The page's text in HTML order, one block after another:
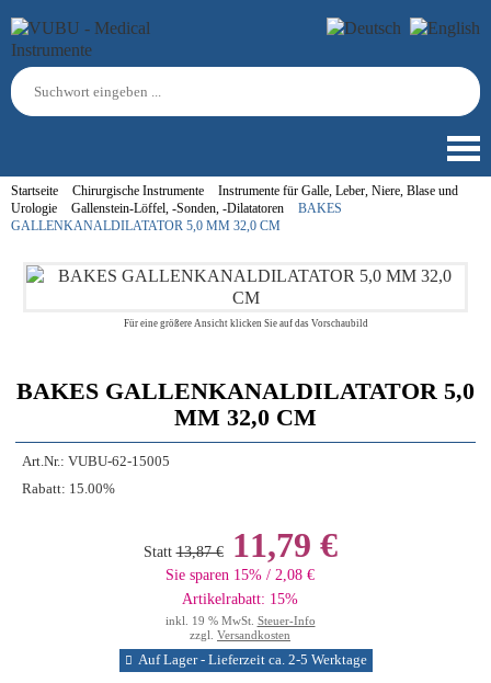
Startseite Chirurgische Instrumente
Instrumente für Galle, Leber, Niere, Blase und
Urologie
Gallenstein-Löffel, -Sonden, -Dilatatoren
BAKES
GALLENKANALDILATATOR 5,0 MM 32,0 CM
Für eine größere Ansicht klicken Sie auf das Vorschaubild
BAKES GALLENKANALDILATATOR 5,0
MM 32,0 CM
Art.Nr.: VUBU-62-15005
Rabatt: 15.00%
Statt 13,87 €11,79 €
Sie sparen 15% / 2,08 €
Artikelrabatt: 15%
inkl. 19 % MwSt. Steuer-Info
zzgl. Versandkosten
Auf Lager - Lieferzeit ca. 2-5 Werktage